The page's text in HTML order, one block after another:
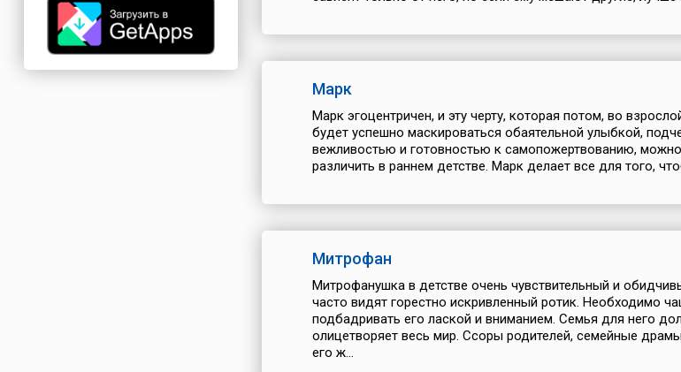
Марк
Марк эгоцентричен, и эту черту, которая потом, во
будет успешно маскироваться обаятельной улыбкой,
вежливостью и готовностью к самопожертвованию,
различить в раннем детстве. Марк делает все для того,
Митрофан
Митрофанушка в детстве очень чувствительный и
часто видят горестно искривленный ротик. Необходимо
подбадривать его лаской и вниманием. Семья для него
олицетворяет весь мир. Ссоры родителей, семейные
его ж...